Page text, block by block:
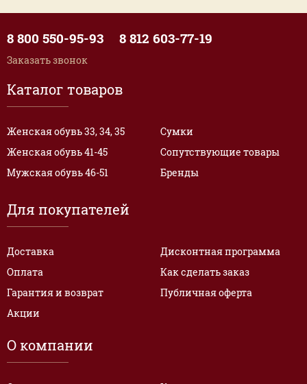
Каталог товаров
Женская обувь 33, 34, 35
Женская обувь 41-45
Мужская обувь 46-51
Сумки
Сопутствующие товары
Бренды
Для покупателей
Доставка
Оплата
Гарантия и возврат
Акции
Дисконтная программа
Как сделать заказ
Публичная оферта
О компании
8 800 550-95-93 8 812 603-77-19
Заказать звонок